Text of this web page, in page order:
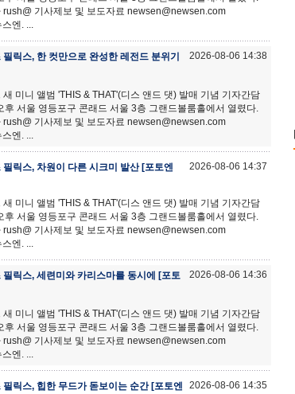
rush@ 기사제보 및 보도자료 newsen@newsen.com
엔. ...
릭스, 한 컷만으로 완성한 레전드 분위기
2026-08-06 14:38
새 미니 앨범 'THIS & THAT'(디스 앤드 댓) 발매 기념 기자간담
후 서울 영등포구 콘래드 서울 3층 그랜드볼룸홀에서 열렸다.
rush@ 기사제보 및 보도자료 newsen@newsen.com
엔. ...
필릭스, 차원이 다른 시크미 발산 [포토엔
2026-08-06 14:37
새 미니 앨범 'THIS & THAT'(디스 앤드 댓) 발매 기념 기자간담
후 서울 영등포구 콘래드 서울 3층 그랜드볼룸홀에서 열렸다.
rush@ 기사제보 및 보도자료 newsen@newsen.com
엔. ...
필릭스, 세련미와 카리스마를 동시에 [포토
2026-08-06 14:36
새 미니 앨범 'THIS & THAT'(디스 앤드 댓) 발매 기념 기자간담
후 서울 영등포구 콘래드 서울 3층 그랜드볼룸홀에서 열렸다.
rush@ 기사제보 및 보도자료 newsen@newsen.com
엔. ...
필릭스, 힙한 무드가 돋보이는 순간 [포토엔
2026-08-06 14:35